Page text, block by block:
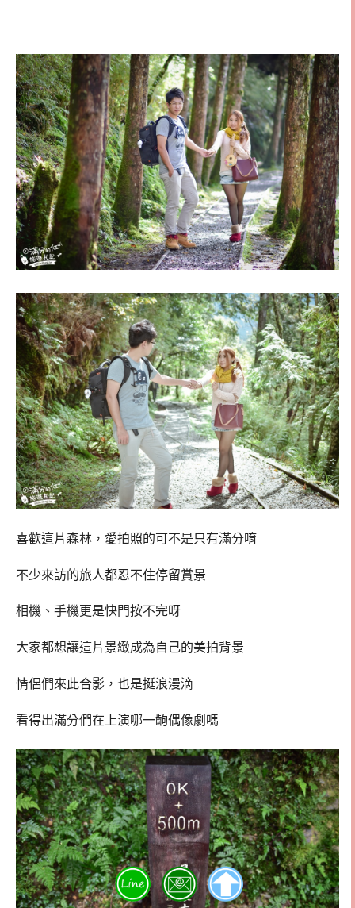
喜歡這片森林，愛拍照的可不是只有滿分唷
不少來訪的旅人都忍不住停留賞景
相機、手機更是快門按不完呀
大家都想讓這片景緻成為自己的美拍背景
情侶們來此合影，也是挺浪漫滴
看得出滿分們在上演哪一齣偶像劇嗎